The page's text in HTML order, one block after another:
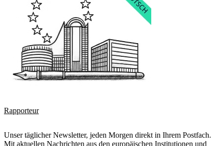
Rapporteur
Unser täglicher Newsletter, jeden Morgen direkt in Ihrem Postfach.
Mit aktuellen Nachrichten aus den europäischen Institutionen und